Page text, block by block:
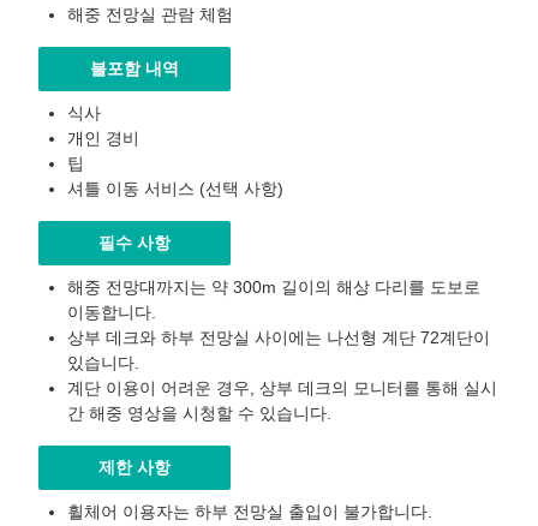
해중 전망실 관람 체험
불포함 내역
식사
개인 경비
팁
셔틀 이동 서비스 (선택 사항)
필수 사항
해중 전망대까지는 약 300m 길이의 해상 다리를 도보로
이동합니다.
상부 데크와 하부 전망실 사이에는 나선형 계단 72계단이
있습니다.
계단 이용이 어려운 경우, 상부 데크의 모니터를 통해 실시
간 해중 영상을 시청할 수 있습니다.
제한 사항
휠체어 이용자는 하부 전망실 출입이 불가합니다.